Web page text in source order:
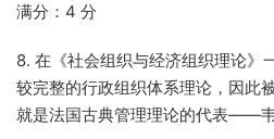
满分：4 分
8. 在《社会组织与经济组织理论》
较完整的行政组织体系理论，因此
就是法国古典管理理论的代表——